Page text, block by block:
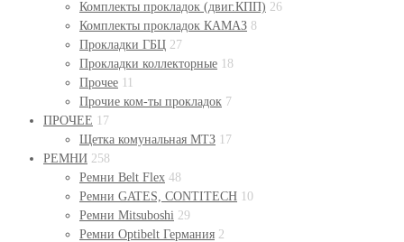
Комплекты прокладок (двиг.КПП) 26
Комплекты прокладок КАМАЗ 8
Прокладки ГБЦ 27
Прокладки коллекторные 18
Прочее 11
Прочие ком-ты прокладок 7
ПРОЧЕЕ 17
Щетка комунальная МТЗ 17
РЕМНИ 258
Ремни Belt Flex 48
Ремни GATES, CONTITECH 10
Ремни Mitsuboshi 29
Ремни Optibelt Германия 2